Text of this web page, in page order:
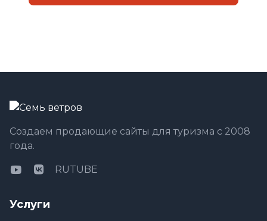
Создаем продающие сайты для туризма с 2008
года.
RUTUBE
Услуги